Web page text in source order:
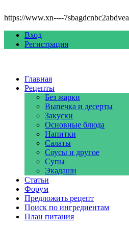
https://www.xn----
Вход
Регистрация
Главная
Рецепты
Без жарки
Выпечка и десерты
Закуски
Основные блюда
Напитки
Салаты
Соусы и другое
Супы
Экадаши
Статьи
Форум
Предложить рецепт
Поиск по ингредиентам
План питания